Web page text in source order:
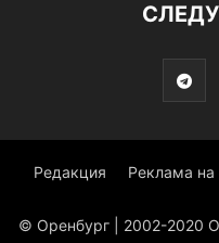
Редакция Реклама на
© Оренбург | 2002-2020